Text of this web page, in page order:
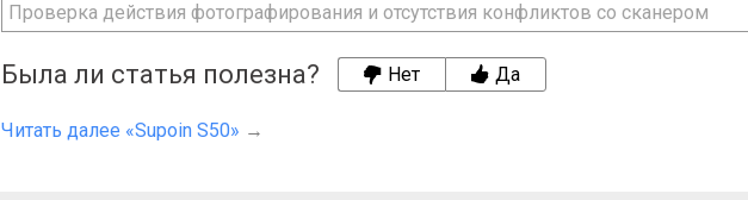
Проверка действия фотографирования и отсутствия конфликтов со сканером
Была ли статья полезна? Нет Да
Читать далее «Supoin S50» →